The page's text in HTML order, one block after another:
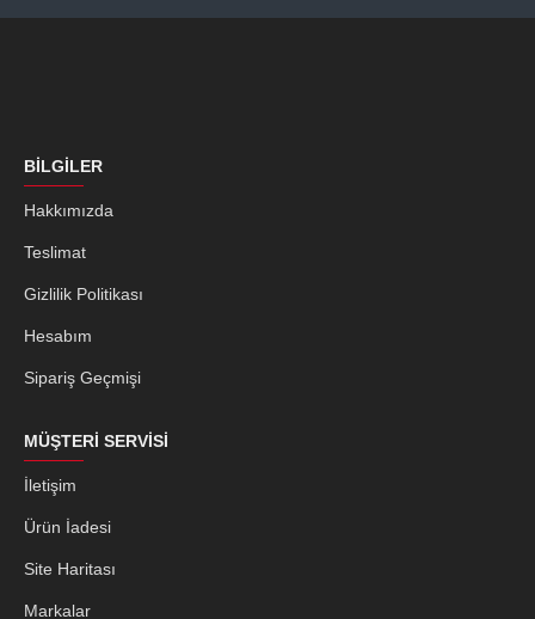
BILGILER
Hakkımızda
Teslimat
Gizlilik Politikası
Hesabım
Sipariş Geçmişi
MÜŞTERI SERVISI
İletişim
Ürün İadesi
Site Haritası
Markalar